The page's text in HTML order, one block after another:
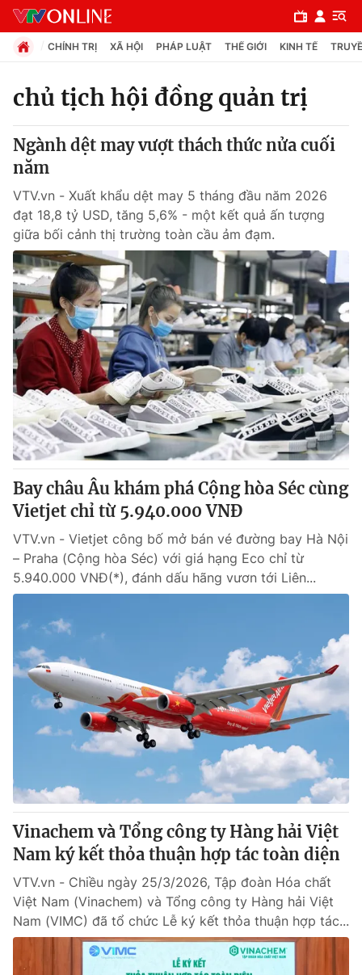
Chuyên mục
Chính trị
Xã hội
Pháp luật
Y tế
Thế giới
Tin tức
Thế giới đó đây
Câu chuyện quốc tế
Kinh tế
Tài chính
Thị trường
Góc doanh nghiệp
Dữ liệu và đời sống
Truyền hình
Phim VTV
Hậu trường
Nhân vật
Khán giả
Giải sao mai
Giải trí
Điện ảnh
Đời sống
Du lịch
Làm đẹp
Chất lượng cuộc sống
Giáo dục
Tuyển sinh
Học trực tuyến
Công nghệ
Hitech Công nghệ tương lai
Sản phẩm
Thị trường
Tư vấn
Giao lưu trực tuyến
Chuyên mục khác
Emagazine Podcast
Photo Infographic
Shorts video
CHÍNH TRỊ XÃ HỘI PHÁP LUẬT THẾ GIỚI KINH TẾ
chủ tịch hội đồng quản trị
Ngành dệt may vượt thách thức nửa cuối
năm
VTV.vn - Xuất khẩu dệt may 5 tháng đầu năm 2026
đạt 18,8 tỷ USD, tăng 5,6% - một kết quả ấn tượng
giữa bối cảnh thị trường toàn cầu ảm đạm.
Bay châu Âu khám phá Cộng hòa Séc cùng
Vietjet chỉ từ 5.940.000 VNĐ
VTV.vn - Vietjet công bố mở bán vé đường bay Hà Nội
– Praha (Cộng hòa Séc) với giá hạng Eco chỉ từ
5.940.000 VNĐ(*), đánh dấu hãng vươn tới Liên...
Vinachem và Tổng công ty Hàng hải Việt
Nam ký kết thỏa thuận hợp tác toàn diện
VTV.vn - Chiều ngày 25/3/2026, Tập đoàn Hóa chất
Việt Nam (Vinachem) và Tổng công ty Hàng hải Việt
Nam (VIMC) đã tổ chức Lễ ký kết thỏa thuận hợp tác...